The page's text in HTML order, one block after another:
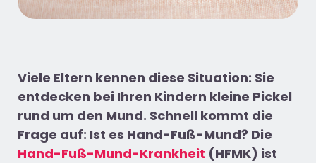
Viele Eltern kennen diese Situation: Sie
entdecken bei Ihren Kindern kleine Pickel
rund um den Mund. Schnell kommt die
Frage auf: Ist es Hand-Fuß-Mund? Die
Hand-Fuß-Mund-Krankheit (HFMK) ist